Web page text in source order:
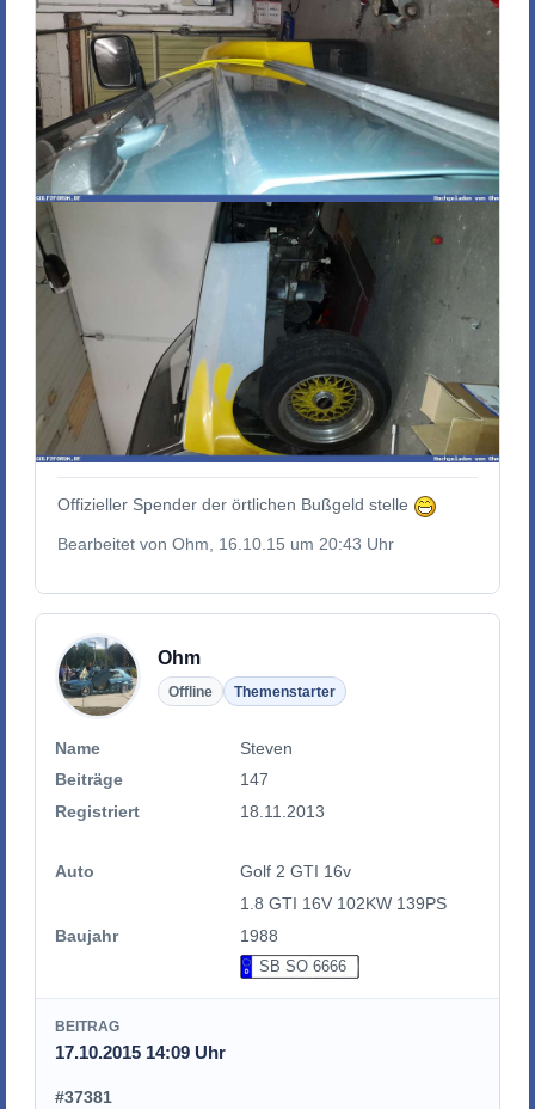
Offizieller Spender der örtlichen Bußgeld stelle
Bearbeitet von Ohm, 16.10.15 um 20:43 Uhr
Ohm
Offline Themenstarter
Name
Steven
Beiträge
147
Registriert
18.11.2013
Auto
Golf 2 GTI 16v
1.8 GTI 16V 102KW 139PS
Baujahr
1988
SB SO 6666
BEITRAG
17.10.2015 14:09 Uhr
#37381